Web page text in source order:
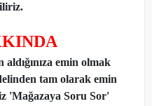
emin olmak
tam olarak emin
'Mağazaya Soru Sor'